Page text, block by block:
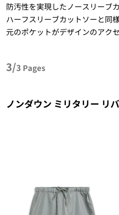
防汚性を実現したノースリーブ
ハーフスリーブカットソーと同
元のポケットがデザインのアク
3/3 Pages
ノンダウン ミリタリー リ